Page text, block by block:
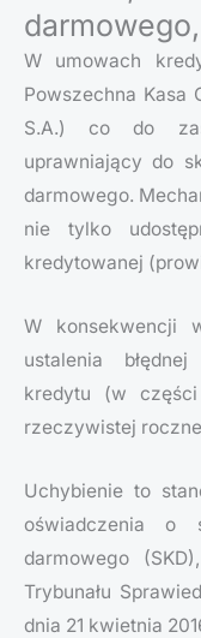
W umowach
Powszechna Kasa
S.A.) co do
uprawniający do
darmowego.
nie tylko
kredytowanej
W konsekwencji
ustalenia
kredytu (w
rzeczywistej
Uchybienie to
oświadczenia o
darmowego
Trybunału
dnia 21 kwietnia